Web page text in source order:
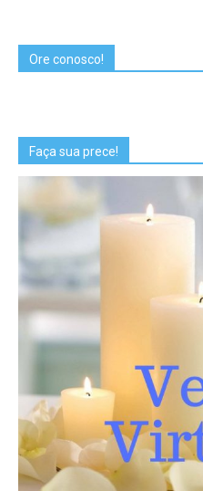
Ore conosco!
Faça sua prece!